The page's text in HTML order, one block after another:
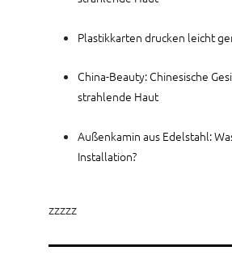
Plastikkarten drucken leicht
China-Beauty: Chinesische
strahlende Haut
Außenkamin aus Edelstahl:
Installation?
zzzzz